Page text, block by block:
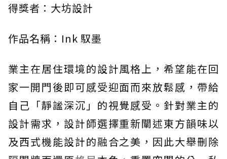
得獎者：大坊設計
作品名稱：Ink 馭墨
業主在居住環境的設計風格上，希望能在回
家一開門後即可感受迎面而來放鬆感，帶給
自己「靜謐深沉」的視覺感受。針對業主的
設計需求，設計師選擇重新闡述東方韻味以
及西式機能設計的融合之美，因此大舉刪除